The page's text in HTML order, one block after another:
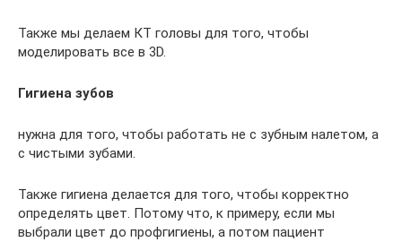
Также мы делаем КТ головы для того, чтобы
моделировать все в 3D.
Гигиена зубов
нужна для того, чтобы работать не с зубным налетом, а
с чистыми зубами.
Также гигиена делается для того, чтобы корректно
определять цвет. Потому что, к примеру, если мы
выбрали цвет до профгигиены, а потом пациент